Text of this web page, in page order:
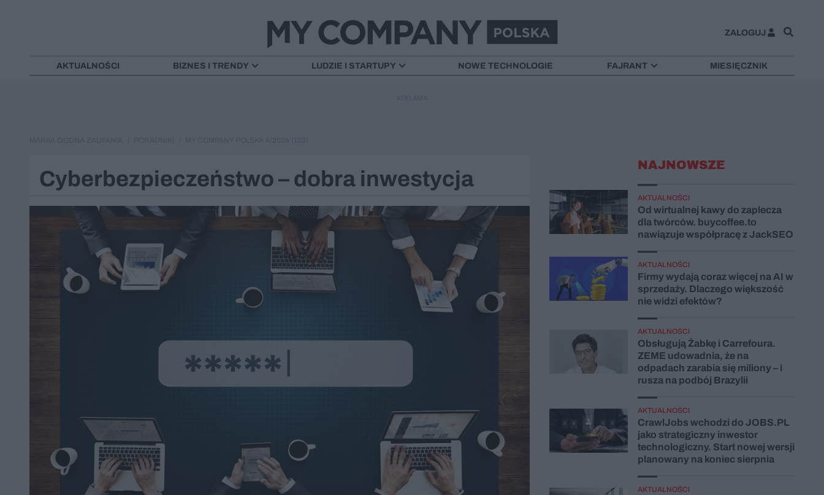
ZALOGUJ
AKTUALNOŚCI BIZNES I TRENDY LUDZIE I STARTUPY NOWE TECHNOLOGIE FAJRANT MIESIĘCZNIK
Cyberbezpieczeństwo – dobra inwestycja
NAJNOWSZE
AKTUALNOŚCI
Od wirtualnej kawy do zaplecza
dla twórców. buycoffee.to
nawiązuje współpracę z JackSEO
AKTUALNOŚCI
Firmy wydają coraz więcej na AI w
sprzedaży. Dlaczego większość
nie widzi efektów?
AKTUALNOŚCI
Obsługują Żabkę i Carrefoura.
ZEME udowadnia, że na
odpadach zarabia się miliony – i
rusza na podbój Brazylii
AKTUALNOŚCI
CrawlJobs wchodzi do JOBS.PL
jako strategiczny inwestor
technologiczny. Start nowej wersji
planowany na koniec sierpnia
AKTUALNOŚCI